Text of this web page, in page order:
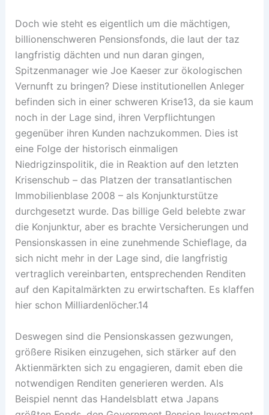
Doch wie steht es eigentlich um die mächtigen,
billionenschweren Pensionsfonds, die laut der taz
langfristig dächten und nun daran gingen,
Spitzenmanager wie Joe Kaeser zur ökologischen
Vernunft zu bringen? Diese institutionellen Anleger
befinden sich in einer schweren Krise13, da sie kaum
noch in der Lage sind, ihren Verpflichtungen
gegenüber ihren Kunden nachzukommen. Dies ist
eine Folge der historisch einmaligen
Niedrigzinspolitik, die in Reaktion auf den letzten
Krisenschub – das Platzen der transatlantischen
Immobilienblase 2008 – als Konjunkturstütze
durchgesetzt wurde. Das billige Geld belebte zwar
die Konjunktur, aber es brachte Versicherungen und
Pensionskassen in eine zunehmende Schieflage, da
sich nicht mehr in der Lage sind, die langfristig
vertraglich vereinbarten, entsprechenden Renditen
auf den Kapitalmärkten zu erwirtschaften. Es klaffen
hier schon Milliardenlöcher.14
Deswegen sind die Pensionskassen gezwungen,
größere Risiken einzugehen, sich stärker auf den
Aktienmärkten sich zu engagieren, damit eben die
notwendigen Renditen generieren werden. Als
Beispiel nennt das Handelsblatt etwa Japans